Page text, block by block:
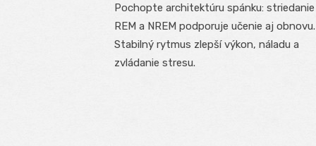
Pochopte architektúru spánku: striedanie
REM a NREM podporuje učenie aj obnovu.
Stabilný rytmus zlepší výkon, náladu a
zvládanie stresu.